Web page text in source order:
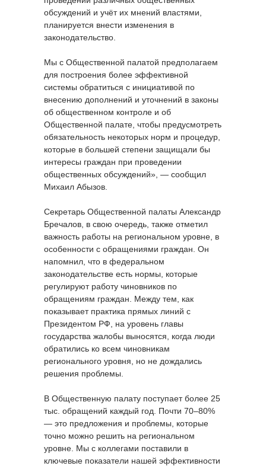
обсуждений и учёт их мнений властями,
планируется внести изменения в
законодательство.
Мы с Общественной палатой предполагаем
для построения более эффективной
системы обратиться с инициативой по
внесению дополнений и уточнений в законы
об общественном контроле и об
Общественной палате, чтобы предусмотреть
обязательность некоторых норм и процедур,
которые в большей степени защищали бы
интересы граждан при проведении
общественных обсуждений», — сообщил
Михаил Абызов.
Секретарь Общественной палаты Александр
Бречалов, в свою очередь, также отметил
важность работы на региональном уровне, в
особенности с обращениями граждан. Он
напомнил, что в федеральном
законодательстве есть нормы, которые
регулируют работу чиновников по
обращениям граждан. Между тем, как
показывает практика прямых линий с
Президентом РФ, на уровень главы
государства жалобы выносятся, когда люди
обратились ко всем чиновникам
регионального уровня, но не дождались
решения проблемы.
В Общественную палату поступает более 25
тыс. обращений каждый год. Почти 70–80%
— это предложения и проблемы, которые
точно можно решить на региональном
уровне. Мы с коллегами поставили в
ключевые показатели нашей эффективности